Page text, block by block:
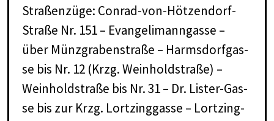
Stra­ßen­zü­ge: Con­rad-von-Höt­zen­dorf-
Stra­ße Nr. 151 – Evan­geli­mann­gas­se –
über Münz­gra­ben­stra­ße – Harms­dorf­gas­
se bis Nr. 12 (Krzg. Wein­hold­stra­ße) –
Wein­hold­stra­ße bis Nr. 31 – Dr. Lis­ter-Gas­
se bis zur Krzg. Lort­zing­gas­se – Lort­zing­